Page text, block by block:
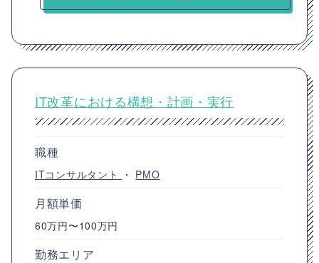
IT改革における構想・計画・実行
職種
ITコンサルタント ・ PMO
月額単価
60万円〜100万円
勤務エリア